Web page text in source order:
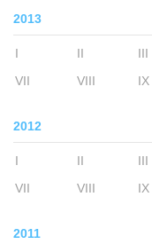
2013
I II III
VII
VIII IX
2012
I II III
VII
VIII IX
2011